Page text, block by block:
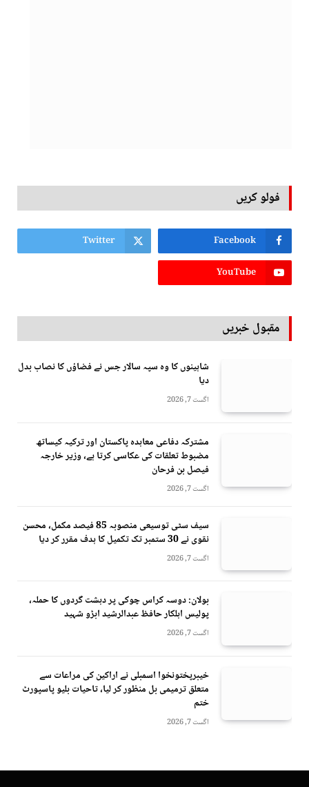
فولو کریں
Facebook
Twitter
YouTube
مقبول خبریں
شاہینوں کا وہ سپہ سالار جس نے فضاؤں کا نصاب بدل
دیا
اگست 7, 2026
مشترکہ دفاعی معاہدہ پاکستان اور ترکیہ کیساتھ
مضبوط تعلقات کی عکاسی کرتا ہے، وزیر خارجہ
فیصل بن فرحان
اگست 7, 2026
سیف سٹی توسیعی منصوبہ 85 فیصد مکمل، محسن
نقوی نے 30 ستمبر تک تکمیل کا ہدف مقرر کر دیا
اگست 7, 2026
بولان: دوسہ کراس چوکی پر دہشت گردوں کا حملہ،
پولیس اہلکار حافظ عبدالرشید ابڑو شہید
اگست 7, 2026
خیبرپختونخوا اسمبلی نے اراکین کی مراعات سے
متعلق ترمیمی بل منظور کر لیا، تاحیات بلیو پاسپورٹ
ختم
اگست 7, 2026